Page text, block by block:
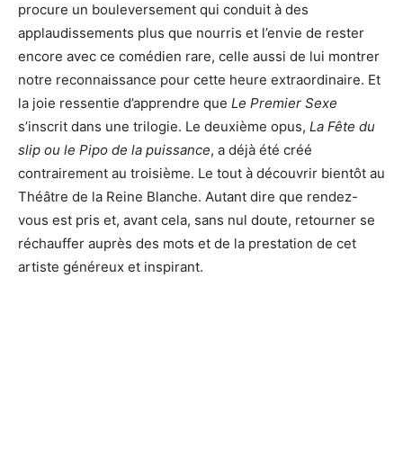
procure un bouleversement qui conduit à des
applaudissements plus que nourris et l’envie de rester
encore avec ce comédien rare, celle aussi de lui montrer
notre reconnaissance pour cette heure extraordinaire. Et
la joie ressentie d’apprendre que Le Premier Sexe
s’inscrit dans une trilogie. Le deuxième opus, La Fête du
slip ou le Pipo de la puissance, a déjà été créé
contrairement au troisième. Le tout à découvrir bientôt au
Théâtre de la Reine Blanche. Autant dire que rendez-
vous est pris et, avant cela, sans nul doute, retourner se
réchauffer auprès des mots et de la prestation de cet
artiste généreux et inspirant.